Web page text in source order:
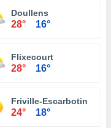
Doullens
28° 16°
Flixecourt
28° 16°
Friville-Escarbotin
24° 18°